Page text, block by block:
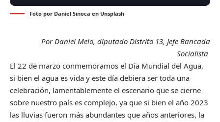
Foto por Daniel Sinoca en Unsplash
Por Daniel Melo, diputado Distrito 13, Jefe Bancada
Socialista
El 22 de marzo conmemoramos el Día Mundial del Agua,
si bien el agua es vida y este día debiera ser toda una
celebración, lamentablemente el escenario que se cierne
sobre nuestro país es complejo, ya que si bien el año 2023
las lluvias fueron más abundantes que años anteriores, la